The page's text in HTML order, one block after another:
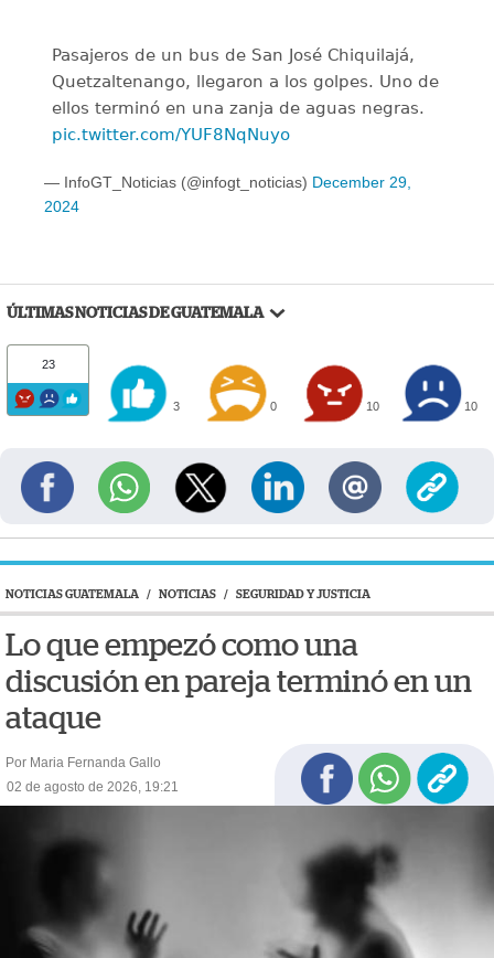
Pasajeros de un bus de San José Chiquilajá,
Quetzaltenango, llegaron a los golpes. Uno de
ellos terminó en una zanja de aguas negras.
pic.twitter.com/YUF8NqNuyo
— InfoGT_Noticias (@infogt_noticias) December 29,
2024
ÚLTIMAS NOTICIAS DE GUATEMALA
23
3 0 10 10
NOTICIAS GUATEMALA / NOTICIAS / SEGURIDAD Y JUSTICIA
Lo que empezó como una
discusión en pareja terminó en un
ataque
Por Maria Fernanda Gallo
02 de agosto de 2026, 19:21